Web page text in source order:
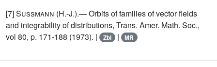
[7] Sussmann (H.-J.).— Orbits of families of vector fields
and integrability of distributions, Trans. Amer. Math. Soc.,
vol 80, p. 171-188 (1973). |
Zbl | MR